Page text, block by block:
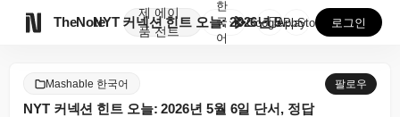
TheNote
제
품
에이
전트
NYT 커넥션 힌트 오늘: 2026년 5월 6일 단서,...
한
국
어
GooglePlay
AppStore 로그인
Mashable 한국어 팔로우
NYT 커넥션 힌트 오늘: 2026년 5월 6일 단서, 정답